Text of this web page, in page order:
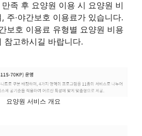
족 후 요양원 이용 시 요양원 비
주·야간보호 이용료가 있습니다.
보호 이용료 유형별 요양원 비용
참고하시길 바랍니다.
요양원 서비스 개요